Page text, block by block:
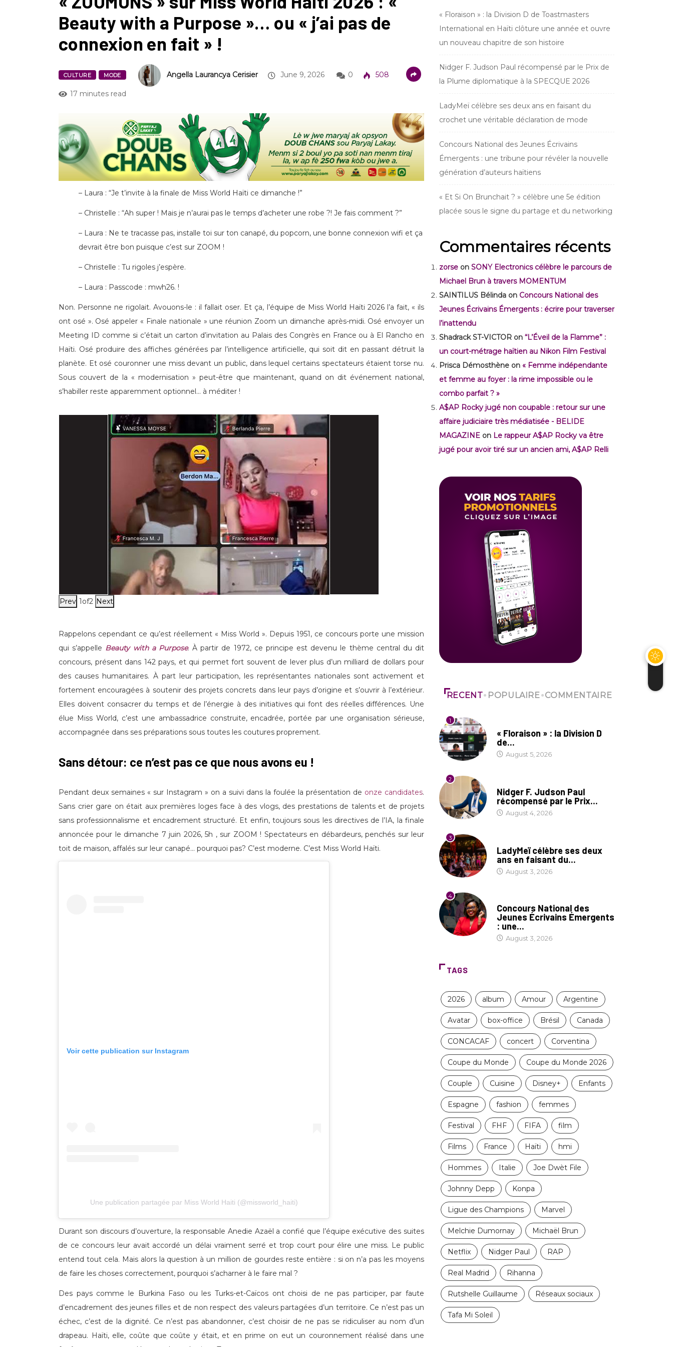
Beauty with a Purpose »… ou « j’ai pas de
connexion en fait » !
CULTURE MODE Angella Laurancya Cerisier June 9, 2026 0 508
17 minutes read
– Laura : “Je t’invite à la finale de Miss World Haïti ce dimanche !”
– Christelle : “Ah super ! Mais je n’aurai pas le temps d’acheter une robe ?! Je fais comment ?”
– Laura : Ne te tracasse pas, installe toi sur ton canapé, du popcorn, une bonne connexion wifi et ça
devrait être bon puisque c’est sur ZOOM !
– Christelle : Tu rigoles j’espère.
– Laura : Passcode : mwh26. !
Non. Personne ne rigolait. Avouons-le : il fallait oser. Et ça, l’équipe de Miss World Haïti 2026 l’a fait, « ils
ont osé ». Osé appeler « Finale nationale » une réunion Zoom un dimanche après-midi. Osé envoyer un
Meeting ID comme si c’était un carton d’invitation au Palais des Congrès en France ou à El Rancho en
Haïti. Osé produire des affiches générées par l’intelligence artificielle, qui soit dit en passant détruit la
planète. Et osé couronner une miss devant un public, dans lequel certains spectateurs étaient torse nu.
Sous couvert de la « modernisation » peut-être que maintenant, quand on dit événement national,
s’habiller reste apparemment optionnel… à méditer !
Prev 1of2 Next
Rappelons cependant ce qu’est réellement « Miss World ». Depuis 1951, ce concours porte une mission
qui s’appelle Beauty with a Purpose. À partir de 1972, ce principe est devenu le thème central du dit
concours, présent dans 142 pays, et qui permet fort souvent de lever plus d’un milliard de dollars pour
des causes humanitaires. À part leur participation, les représentantes nationales sont activement et
fortement encouragées à soutenir des projets concrets dans leur pays d’origine et s’ouvrir à l’extérieur.
Elles doivent consacrer du temps et de l’énergie à des initiatives qui font des réelles différences. Une
élue Miss World, c’est une ambassadrice construite, encadrée, portée par une organisation sérieuse,
accompagnée dans ses préparations sous toutes les coutures proprement.
Sans détour: ce n’est pas ce que nous avons eu !
Pendant deux semaines « sur Instagram » on a suivi dans la foulée la présentation de onze candidates.
Sans crier gare on était aux premières loges face à des vlogs, des prestations de talents et de projets
sans professionnalisme et encadrement structuré. Et enfin, toujours sous les directives de l’IA, la finale
annoncée pour le dimanche 7 juin 2026, 5h , sur ZOOM ! Spectateurs en débardeurs, penchés sur leur
toit de maison, affalés sur leur canapé… pourquoi pas? C’est moderne. C’est Miss World Haïti.
Voir cette publication sur Instagram
Une publication partagée par Miss World Haiti (@missworld_haiti)
Durant son discours d’ouverture, la responsable Anedie Azaël a confié que l’équipe exécutive des suites
de ce concours leur avait accordé un délai vraiment serré et trop court pour élire une miss. Le public
entend tout cela. Mais alors la question à un million de gourdes reste entière : si on n’a pas les moyens
de faire les choses correctement, pourquoi s’acharner à le faire mal ?
Des pays comme le Burkina Faso ou les Turks-et-Caïcos ont choisi de ne pas participer, par faute
d’encadrement des jeunes filles et de non respect des valeurs partagées d’un territoire. Ce n’est pas un
échec, c’est de la dignité. Ce n’est pas abandonner, c’est choisir de ne pas se ridiculiser au nom d’un
drapeau. Haïti, elle, coûte que coûte y était, et en prime on eut un couronnement réalisé dans une
« Floraison » : la Division D de Toastmasters
International en Haïti clôture une année et ouvre
un nouveau chapitre de son histoire
Nidger F. Judson Paul récompensé par le Prix de
la Plume diplomatique à la SPECQUE 2026
LadyMeï célèbre ses deux ans en faisant du
crochet une véritable déclaration de mode
Concours National des Jeunes Écrivains
Émergents : une tribune pour révéler la nouvelle
génération d’auteurs haïtiens
« Et Si On Brunchait ? » célèbre une 5e édition
placée sous le signe du partage et du networking
Commentaires récents
zorse on SONY Electronics célèbre le parcours de
Michael Brun à travers MOMENTUM
SAINTILUS Bélinda on Concours National des
Jeunes Écrivains Émergents : écrire pour traverser
l’inattendu
Shadrack ST-VICTOR on “L’Éveil de la Flamme” :
un court-métrage haïtien au Nikon Film Festival
Prisca Démosthène on « Femme indépendante
et femme au foyer : la rime impossible ou le
combo parfait ? »
A$AP Rocky jugé non coupable : retour sur une
affaire judiciaire très médiatisée - BELIDE
MAGAZINE on Le rappeur A$AP Rocky va être
jugé pour avoir tiré sur un ancien ami, A$AP Relli
RECENT POPULAIRE COMMENTAIRE
1
« Floraison » : la Division D
de...
August 5, 2026
2
Nidger F. Judson Paul
récompensé par le Prix...
August 4, 2026
3
LadyMeï célèbre ses deux
ans en faisant du...
August 3, 2026
4
Concours National des
Jeunes Écrivains Émergents
: une...
August 3, 2026
TAGS
2026 album Amour Argentine
Avatar box-office Brésil Canada
CONCACAF concert Corventina
Coupe du Monde Coupe du Monde 2026
Couple Cuisine Disney+ Enfants
Espagne fashion femmes
Festival FHF FIFA film
Films France Haïti hmi
Hommes Italie Joe Dwèt File
Johnny Depp Konpa
Ligue des Champions Marvel
Melchie Dumornay Michaël Brun
Netflix Nidger Paul RAP
Real Madrid Rihanna
Rutshelle Guillaume Réseaux sociaux
Tafa Mi Soleil